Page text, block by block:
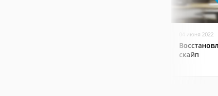
04 июня 2022
скайп